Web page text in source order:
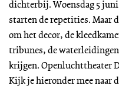
dichterbij. Woensdag 5 juni
starten de repetities. Maar
om het decor, de
tribunes, de
krijgen. Openluchttheater
Kijk je hieronder mee naar